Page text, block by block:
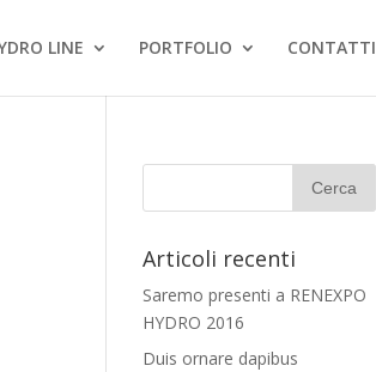
LINE PORTFOLIO CONTATTI
Articoli recenti
Saremo presenti a RENEXPO
HYDRO 2016
Duis ornare dapibus